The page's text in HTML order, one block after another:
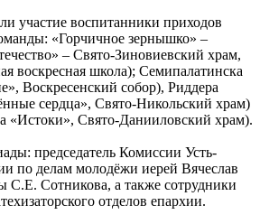
участие воспитанники приходов
«Горчичное зернышко» –
– Свято-Зиновиевский храм,
воскресная школа); Семипалатинска
Воскресенский собор), Риддера
сердца», Свято-Никольский храм)
«Истоки», Свято-Данииловский храм).
председатель Комиссии Усть-
по делам молодёжи иерей Вячеслав
С.Е. Сотникова, а также сотрудники
отделов епархии.